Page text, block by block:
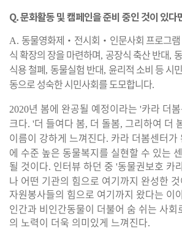
Q. 문화활동 및 캠페인을 준비 중인 것이 있다
A. 동물영화제 ‧ 전시회 ‧ 인문사회 프로그
식 확장의 장을 마련하며, 공장식 축산 반대,
식용 철폐, 동물실험 반대, 윤리적 소비 등 시
동으로 성숙한 시민사회를 도모합니다.
2020년 봄에 완공될 예정이라는 '카라 더
크다. '더 들여다 봄, 더 돌봄, 그리하여 더
이름이 강하게 느껴진다. 카라 더봄센터가
에 수준 높은 동물복지를 실현할 수 있는
될 것이다. 인터뷰 하던 중 '동물권보호 카
나 어떤 기관의 힘으로 여기까지 완성한
자원봉사들의 힘으로 여기까지 왔다는 이
인간과 비인간동물이 더불어 숨 쉬는 사회
의 노력이 더욱 의미있게 느껴진다.